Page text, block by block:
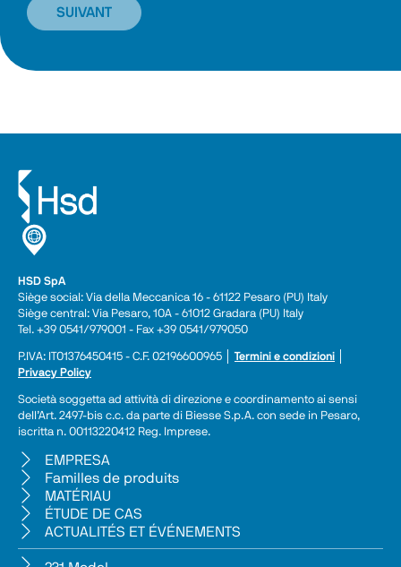
SUIVANT
HSD SpA
Siège social: Via della Meccanica 16 - 61122 Pesaro (PU) Italy
Siège central: Via Pesaro, 10A - 61012 Gradara (PU) Italy
Tel. +39 0541/979001 - Fax +39 0541/979050
P.IVA: IT01376450415 - C.F. 02196600965 │ Termini e condizioni
Privacy Policy
Società soggetta ad attività di direzione e coordinamento ai sensi
dell’Art. 2497-bis c.c. da parte di Biesse S.p.A. con sede in Pesaro,
iscritta n. 00113220412 Reg. Imprese.
EMPRESA
Familles de produits
MATÉRIAU
ÉTUDE DE CAS
ACTUALITÉS ET ÉVÉNEMENTS